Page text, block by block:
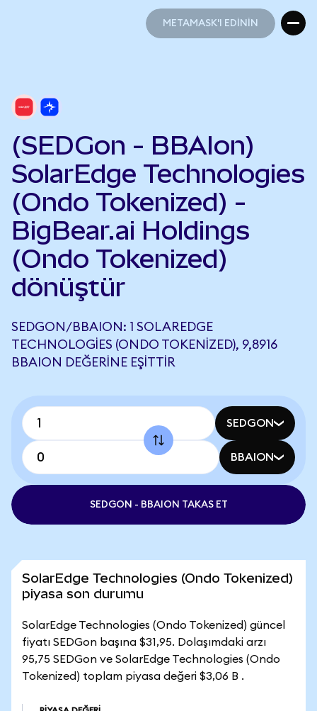
METAMASK'I EDİNİN
(SEDGon - BBAIon)
SolarEdge Technologies
(Ondo Tokenized) -
BigBear.ai Holdings
(Ondo Tokenized)
dönüştür
SEDGON/BBAION: 1 SOLAREDGE
TECHNOLOGIES (ONDO TOKENIZED), 9,8916
BBAION DEĞERINE EŞITTIR
SEDGON
BBAION
SEDGON - BBAION TAKAS ET
SolarEdge Technologies (Ondo Tokenized)
piyasa son durumu
SolarEdge Technologies (Ondo Tokenized) güncel
fiyatı SEDGon başına $31,95. Dolaşımdaki arzı
95,75 SEDGon ve SolarEdge Technologies (Ondo
Tokenized) toplam piyasa değeri $3,06 B .